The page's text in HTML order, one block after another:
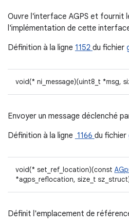
Ouvre l'interface AGPS et fournit
l'implémentation de cette
Définition à la ligne 1152 du fichier
void(* ni_message)(uint8_t *msg,
Envoyer un message déclenché
Définition à la ligne 1166 du fichier
void(* set_ref_location)(const
*agps_reflocation, size_t
Définit l'emplacement de